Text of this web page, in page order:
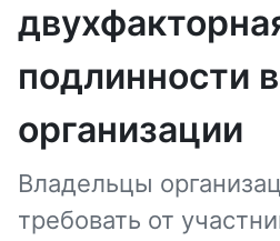
подлинности
организации
Владельцы
требовать от